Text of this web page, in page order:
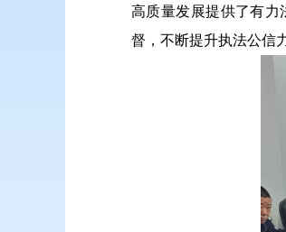
高质量发展提供了有力
督，不断提升执法公信